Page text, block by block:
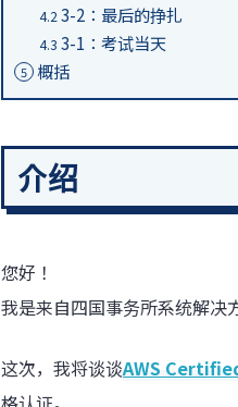
4.2 3-2：最后的挣扎
4.3 3-1：考试当天
5 概括
介绍
您好！
我是来自四国事务所系统解决
这次，我将谈谈AWS